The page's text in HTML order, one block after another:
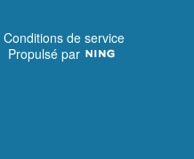
Conditions de service
Propulsé par